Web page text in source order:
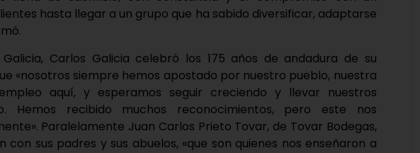
hasta llegar a un grupo que ha sabido diversificar, adaptarse
Carlos Galicia celebró los 175 años de andadura de su
«nosotros siempre hemos apostado por nuestro pueblo, nuestra
aquí, y esperamos seguir creciendo y llevar nuestros
Hemos recibido muchos reconocimientos, pero este nos
Paralelamente Juan Carlos Prieto Tovar, de Tovar Bodegas,
con sus padres y sus abuelos, «que son quienes nos enseñaron a